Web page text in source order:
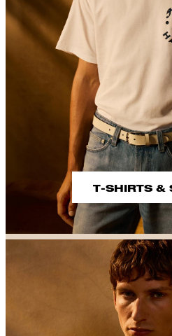
T-SHIRTS &